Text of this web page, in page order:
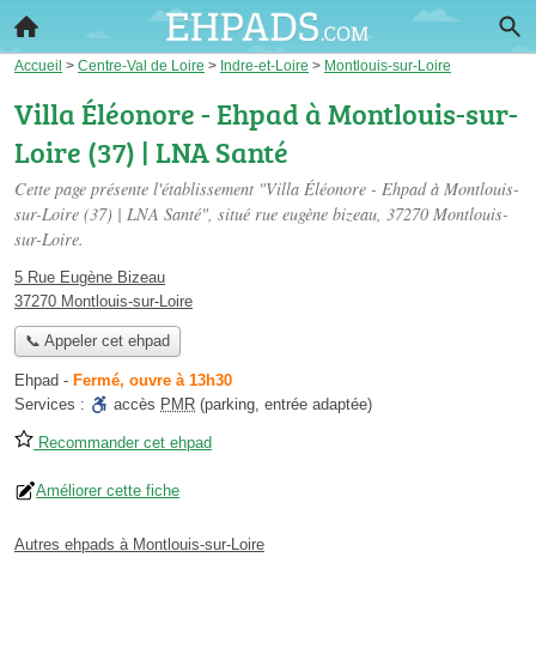
Accueil > Centre-Val de Loire > Indre-et-Loire > Montlouis-sur-Loire
Villa Éléonore - Ehpad à Montlouis-sur-
Loire (37) | LNA Santé
Cette page présente l'établissement "Villa Éléonore - Ehpad à Montlouis-
sur-Loire (37) | LNA Santé", situé rue eugène bizeau, 37270 Montlouis-
sur-Loire.
5 Rue Eugène Bizeau
37270 Montlouis-sur-Loire
📞 Appeler cet ehpad
Ehpad - Fermé, ouvre à 13h30
Services :
accès PMR (parking, entrée adaptée)
Recommander cet ehpad
Améliorer cette fiche
Autres ehpads à Montlouis-sur-Loire